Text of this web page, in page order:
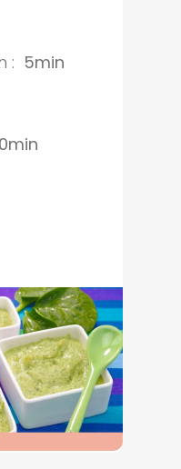
: 5min